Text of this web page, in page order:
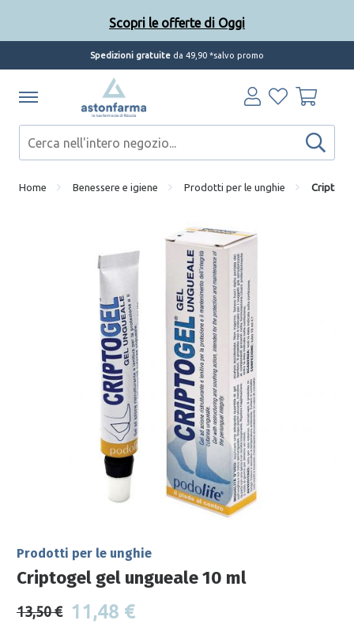
Spedizioni gratuite da 49,90 *salvo promo
Home Benessere e igiene Prodotti per le unghie
Prodotti per le unghie
Criptogel gel ungueale 10 ml
13,50 € 11,48 €
Scopri le offerte di Oggi